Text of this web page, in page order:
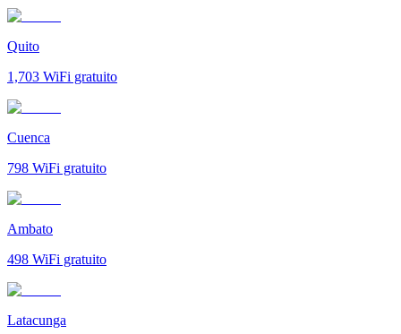
Quito
1,703 WiFi gratuito
Cuenca
798 WiFi gratuito
Ambato
498 WiFi gratuito
Latacunga